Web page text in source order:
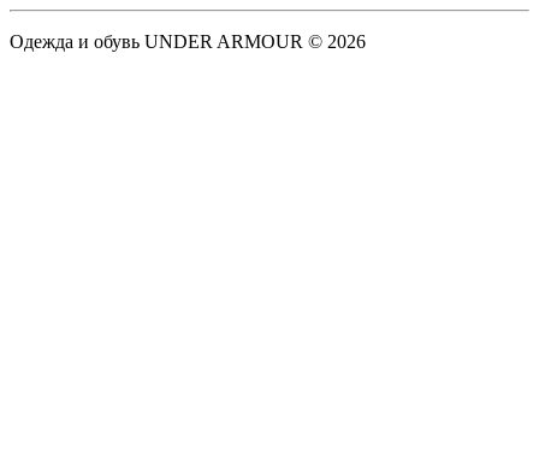
Одежда и обувь UNDER ARMOUR © 2026